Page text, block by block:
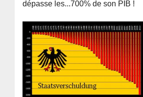
dépasse les...700% de son PIB !